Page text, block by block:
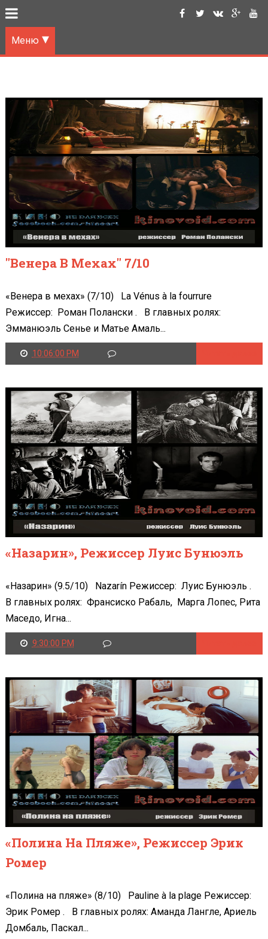
Меню
"Венера В Мехах" 7/10
«Венера в мехах» (7/10) La Vénus à la fourrure
Режиссер: Роман Полански . В главных ролях:
Эмманюэль Сенье и Матье Амаль...
10:06:00 PM
«Назарин», Режиссер Луис Бунюэль
«Назарин» (9.5/10) Nazarín Режиссер: Луис Бунюэль .
В главных ролях: Франсиско Рабаль, Марга Лопес, Рита
Маседо, Игна...
9:30:00 PM
«Полина На Пляже», Режиссер Эрик
Ромер
«Полина на пляже» (8/10) Pauline à la plage Режиссер:
Эрик Ромер . В главных ролях: Аманда Лангле, Ариель
Домбаль, Паскал...